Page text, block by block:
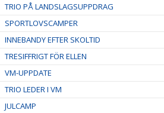
TRIO PÅ LANDSLAGSUPPDRAG
SPORTLOVSCAMPER
INNEBANDY EFTER SKOLTID
TRESIFFRIGT FÖR ELLEN
VM-UPPDATE
TRIO LEDER I VM
JULCAMP